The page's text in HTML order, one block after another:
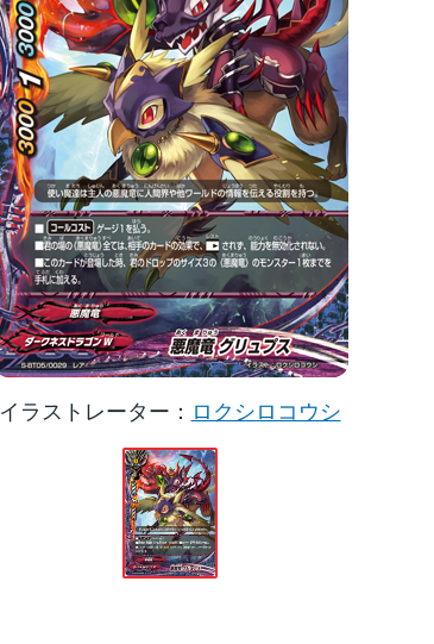
イラストレーター ロクシロコウシ